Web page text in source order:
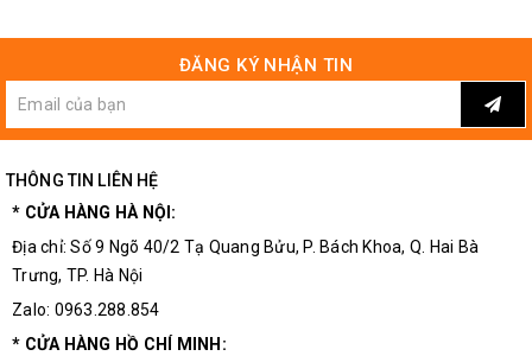
Kích Thước Thực TếMạch Phân Tần YL-02B
ĐĂNG KÝ NHẬN TIN
THÔNG TIN LIÊN HỆ
* CỬA HÀNG HÀ NỘI:
Địa chỉ: Số 9 Ngõ 40/2 Tạ Quang Bửu, P. Bách Khoa, Q. Hai Bà
Trưng, TP. Hà Nội
Zalo: 0963.288.854
* CỬA HÀNG HỒ CHÍ MINH: